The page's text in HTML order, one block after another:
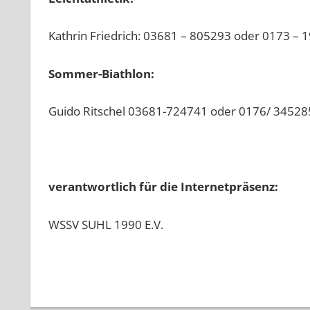
Kathrin Friedrich: 03681 – 805293 oder 0173 –
Sommer-Biathlon:
Guido Ritschel 03681-724741 oder 0176/
verantwortlich für die Internetpräsenz:
WSSV SUHL 1990 E.V.